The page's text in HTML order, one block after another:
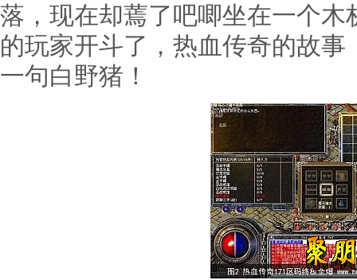
落，现在却蔫了吧唧坐在一个
的玩家开斗了，热血传奇的故
一句白野猪！